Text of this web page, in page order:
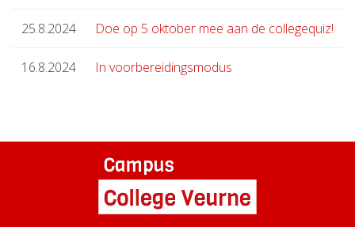
25.8.2024 Doe op 5 oktober mee aan de collegequiz!
16.8.2024 In voorbereidingsmodus